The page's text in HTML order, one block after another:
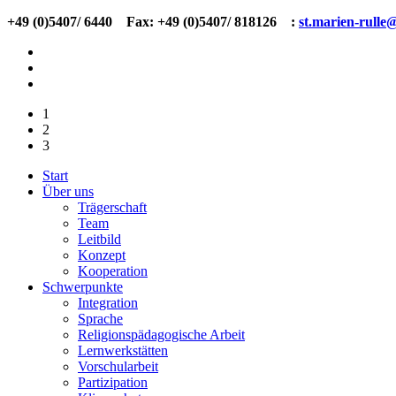
+49 (0)5407/ 6440 Fax: +49 (0)5407/ 818126 : st.marien-
1
2
3
Start
Über uns
Trägerschaft
Team
Leitbild
Konzept
Kooperation
Schwerpunkte
Integration
Sprache
Religionspädagogische Arbeit
Lernwerkstätten
Vorschularbeit
Partizipation